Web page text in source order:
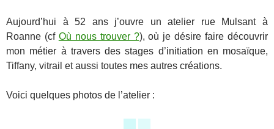
Aujourd’hui à 52 ans j’ouvre un atelier rue Mulsant à
Roanne (cf Où nous trouver ?), où je désire faire découvrir
mon métier à travers des stages d’initiation en mosaïque,
Tiffany, vitrail et aussi toutes mes autres créations.
Voici quelques photos de l’atelier :